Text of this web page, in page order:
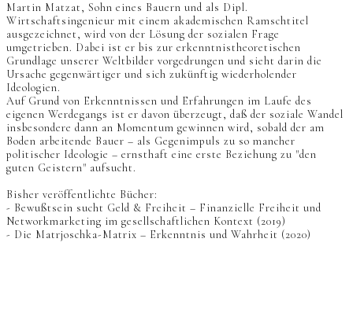
Martin Matzat, Sohn eines Bauern und als Dipl.
Wirtschaftsingenieur mit einem akademischen Ramschtitel
ausgezeichnet, wird von der Lösung der sozialen Frage
umgetrieben. Dabei ist er bis zur erkenntnistheoretischen
Grundlage unserer Weltbilder vorgedrungen und sieht darin die
Ursache gegenwärtiger und sich zukünftig wiederholender
Ideologien.
Auf Grund von Erkenntnissen und Erfahrungen im Laufe des
eigenen Werdegangs ist er davon überzeugt, daß der soziale Wandel
insbesondere dann an Momentum gewinnen wird, sobald der am
Boden arbeitende Bauer – als Gegenimpuls zu so mancher
politischer Ideologie – ernsthaft eine erste Beziehung zu "den
guten Geistern" aufsucht.
Bisher veröffentlichte Bücher:
- Bewußtsein sucht Geld & Freiheit – Finanzielle Freiheit und
Networkmarketing im gesellschaftlichen Kontext (2019)
- Die Matrjoschka-Matrix – Erkenntnis und Wahrheit (2020)